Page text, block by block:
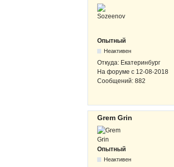
Опытный
Неактивен
Откуда: Екатеринбург
На форуме с 12-08-2018
Сообщений: 882
Grem Grin
Опытный
Неактивен